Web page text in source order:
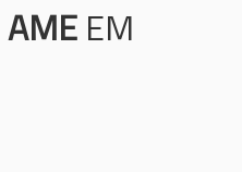
AME EM